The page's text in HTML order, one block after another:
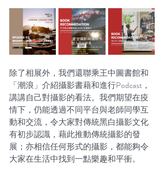
除了相展外，我們還聯乘王中圖書館和
「潮浪」介紹攝影書藉和進行Podcast，
講講自己對攝影的看法。我們期望在疫
情下，仍能透過不同平台與老師同學互
動和交流，令大家對傳統黑白攝影文化
有初步認識，藉此推動傳統攝影的發
展；亦相信任何形式的攝影，都能夠令
大家在生活中找到一點樂趣和平衝。